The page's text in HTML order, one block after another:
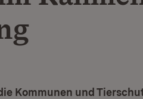
Kommunen und